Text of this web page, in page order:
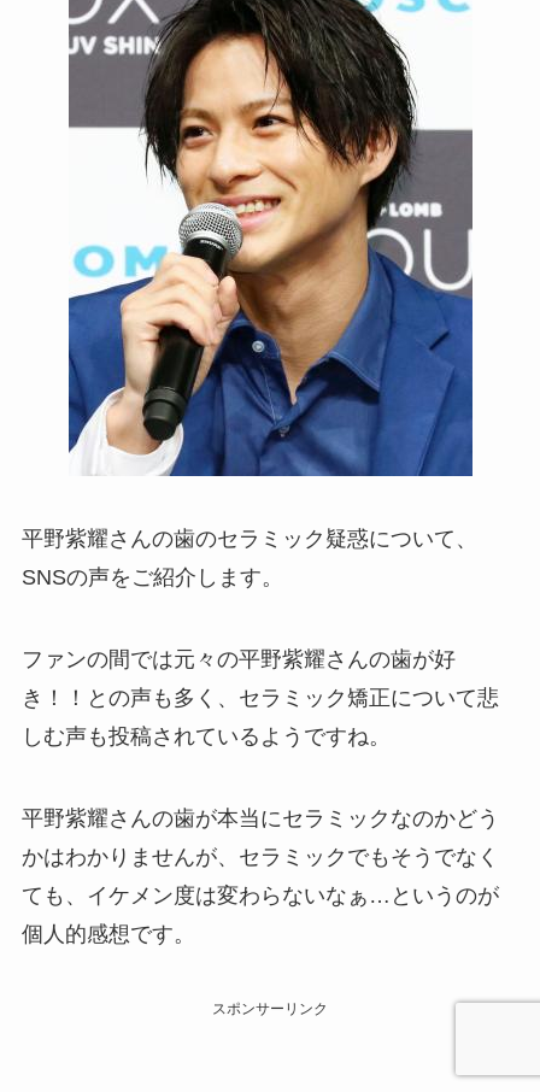
平野紫耀さんの歯のセラミック疑惑について、
SNSの声をご紹介します。
ファンの間では元々の平野紫耀さんの歯が好
き！！との声も多く、セラミック矯正について悲
しむ声も投稿されているようですね。
平野紫耀さんの歯が本当にセラミックなのかどう
かはわかりませんが、セラミックでもそうでなく
ても、イケメン度は変わらないなぁ…というのが
個人的感想です。
スポンサーリンク